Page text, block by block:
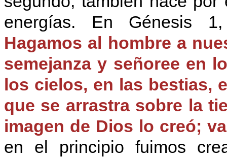
energías. En Génesis
Hagamos al hombre a
semejanza y señoree en
los cielos, en las bestias,
que se arrastra sobre la
imagen de Dios lo creó;
en el principio fuimos